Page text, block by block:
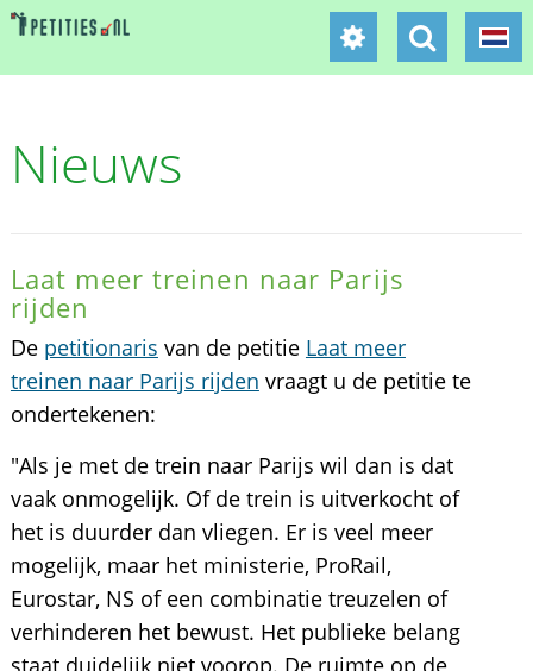
Nieuws
Laat meer treinen naar Parijs
rijden
De petitionaris van de petitie Laat meer
treinen naar Parijs rijden vraagt u de petitie te
ondertekenen:
"Als je met de trein naar Parijs wil dan is dat
vaak onmogelijk. Of de trein is uitverkocht of
het is duurder dan vliegen. Er is veel meer
mogelijk, maar het ministerie, ProRail,
Eurostar, NS of een combinatie treuzelen of
verhinderen het bewust. Het publieke belang
staat duidelijk niet voorop. De ruimte op de